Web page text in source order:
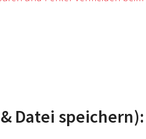
Datei speichern):